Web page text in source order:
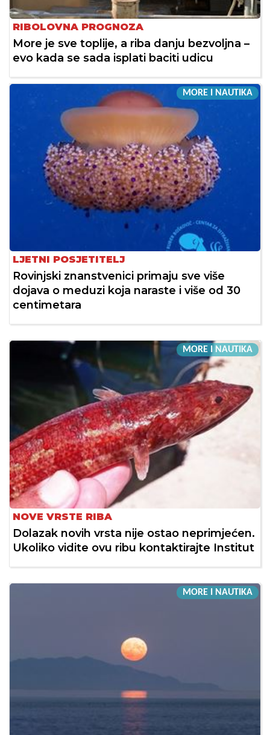
RIBOLOVNA PROGNOZA
More je sve toplije, a riba danju bezvoljna –
evo kada se sada isplati baciti udicu
MORE I NAUTIKA
LJETNI POSJETITELJ
Rovinjski znanstvenici primaju sve više
dojava o meduzi koja naraste i više od 30
centimetara
MORE I NAUTIKA
NOVE VRSTE RIBA
Dolazak novih vrsta nije ostao neprimjećen.
Ukoliko vidite ovu ribu kontaktirajte Institut
MORE I NAUTIKA